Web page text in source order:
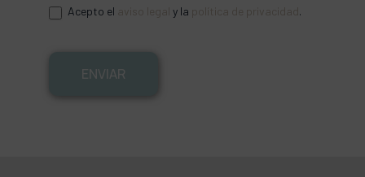
Acepto el y la .
ENVIAR